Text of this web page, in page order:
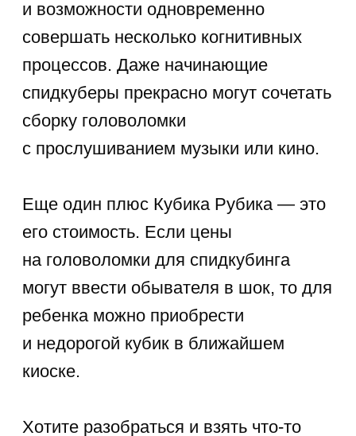
Курсы для
1−4 классов
когнитивные и творческие способности,
прививаем любовь к учебе.
1-4 класс от 1 155 ₽/занятие
Статьи по теме